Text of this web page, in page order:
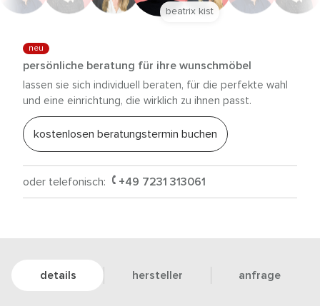
neu
persönliche beratung für ihre wunschmöbel
lassen sie sich individuell beraten, für die perfekte wahl
und eine einrichtung, die wirklich zu ihnen passt.
kostenlosen beratungstermin buchen
oder telefonisch: +49 7231 313061
beatrix kist
details hersteller anfrage